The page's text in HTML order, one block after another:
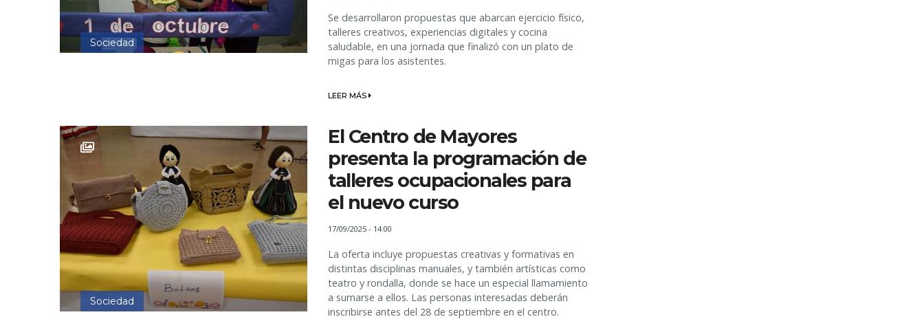
Sociedad
Se desarrollaron propuestas que abarcan ejercicio físico,
talleres creativos, experiencias digitales y cocina
saludable, en una jornada que finalizó con un plato de
migas para los asistentes.
LEER MÁS
Sociedad
El Centro de Mayores
presenta la programación de
talleres ocupacionales para
el nuevo curso
17/09/2025 - 14:00
La oferta incluye propuestas creativas y formativas en
distintas disciplinas manuales, y también artísticas como
teatro y rondalla, donde se hace un especial llamamiento
a sumarse a ellos. Las personas interesadas deberán
inscribirse antes del 28 de septiembre en el centro.